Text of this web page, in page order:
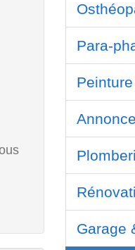
Para-
Garage